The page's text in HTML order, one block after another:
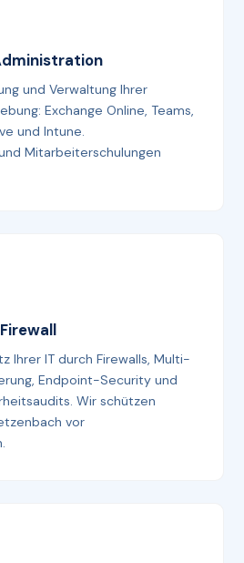
und Verwaltung Ihrer
Exchange Online, Teams,
und Intune.
Mitarbeiterschulungen
Ihrer IT durch Firewalls, Multi-
Endpoint-Security und
Wir schützen
vor